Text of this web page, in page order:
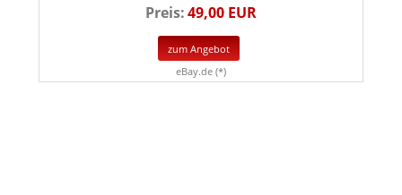
Preis:49,00 EUR
zum Angebot
eBay.de (*)